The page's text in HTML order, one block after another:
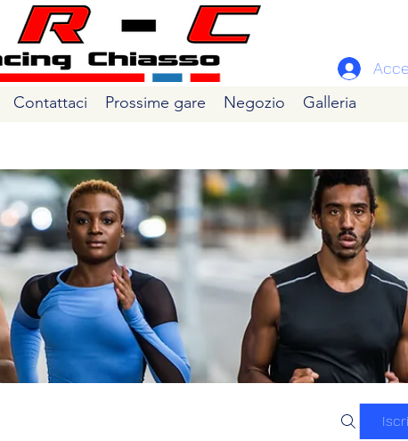
Contattaci Prossime gare Negozio Galleria